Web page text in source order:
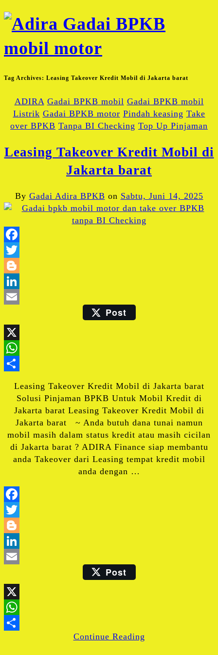
Tag Archives: Leasing Takeover Kredit Mobil di Jakarta barat
ADIRA Gadai BPKB mobil Gadai BPKB mobil
Listrik Gadai BPKB motor Pindah keasing Take
over BPKB Tanpa BI Checking Top Up Pinjaman
Leasing Takeover Kredit Mobil di
Jakarta barat
By Gadai Adira BPKB on Sabtu, Juni 14, 2025
Email Post
Leasing Takeover Kredit Mobil di Jakarta barat
Solusi Pinjaman BPKB Untuk Mobil Kredit di
Jakarta barat Leasing Takeover Kredit Mobil di
Jakarta barat ~ Anda butuh dana tunai namun
mobil masih dalam status kredit atau masih cicilan
di Jakarta barat ? ADIRA Finance siap membantu
anda Takeover dari Leasing tempat kredit mobil
anda dengan …
Email Post
Share
Continue Reading